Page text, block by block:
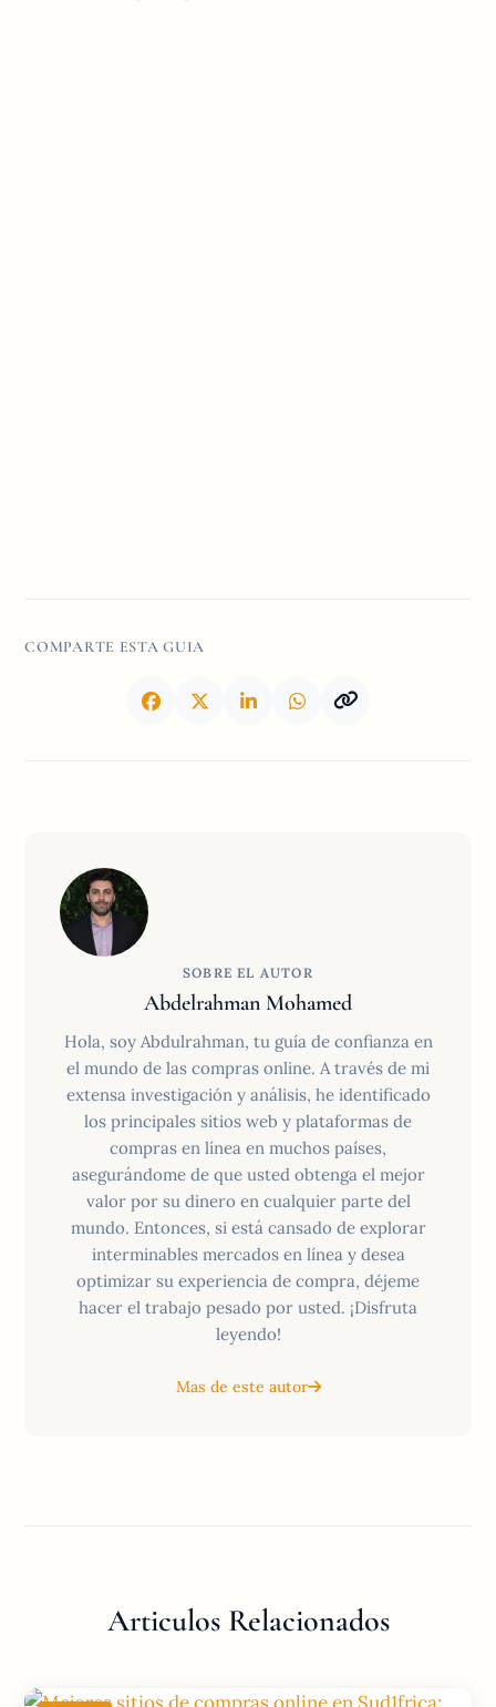
COMPARTE ESTA GUIA
SOBRE EL AUTOR
Abdelrahman Mohamed
Hola, soy Abdulrahman, tu guía de confianza en
el mundo de las compras online. A través de mi
extensa investigación y análisis, he identificado
los principales sitios web y plataformas de
compras en línea en muchos países,
asegurándome de que usted obtenga el mejor
valor por su dinero en cualquier parte del
mundo. Entonces, si está cansado de explorar
interminables mercados en línea y desea
optimizar su experiencia de compra, déjeme
hacer el trabajo pesado por usted. ¡Disfruta
leyendo!
Mas de este autor
Articulos Relacionados